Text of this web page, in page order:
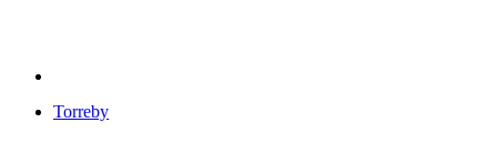
Torreby